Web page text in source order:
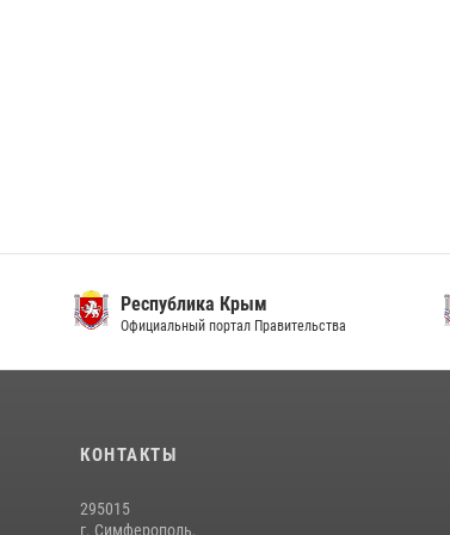
Республика Крым
Официальный портал Правительства
КОНТАКТЫ
295015
г. Симферополь,